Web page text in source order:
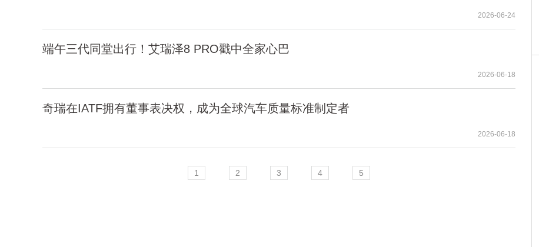
2026-06-24
端午三代同堂出行！艾瑞泽8 PRO戳中全家心巴
2026-06-18
奇瑞在IATF拥有董事表决权，成为全球汽车质量标准制定者
2026-06-18
1 2 3 4 5